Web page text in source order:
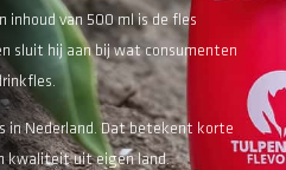
inhoud van 500 ml is de fles
sluit hij aan bij wat consumenten
in Nederland. Dat betekent korte
kwaliteit uit eigen land.